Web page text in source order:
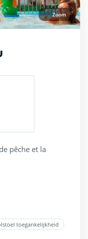
Zoom
pêche et la
toegankelijkheid